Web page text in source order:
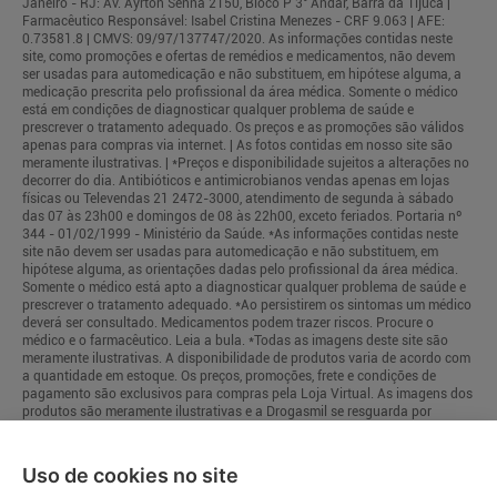
Uso de cookies no site
Janeiro - RJ: Av. Ayrton Senna 2150, Bloco P 3° Andar, Barra da Tijuca |
Farmacêutico Responsável: Isabel Cristina Menezes - CRF 9.063 | AFE:
0.73581.8 | CMVS: 09/97/137747/2020. As informações contidas neste
site, como promoções e ofertas de remédios e medicamentos, não devem
ser usadas para automedicação e não substituem, em hipótese alguma, a
medicação prescrita pelo profissional da área médica. Somente o médico
está em condições de diagnosticar qualquer problema de saúde e
prescrever o tratamento adequado. Os preços e as promoções são válidos
apenas para compras via internet. | As fotos contidas em nosso site são
meramente ilustrativas. | *Preços e disponibilidade sujeitos a alterações no
decorrer do dia. Antibióticos e antimicrobianos vendas apenas em lojas
físicas ou Televendas 21 2472-3000, atendimento de segunda à sábado
das 07 às 23h00 e domingos de 08 às 22h00, exceto feriados. Portaria nº
344 - 01/02/1999 - Ministério da Saúde. *As informações contidas neste
site não devem ser usadas para automedicação e não substituem, em
hipótese alguma, as orientações dadas pelo profissional da área médica.
Somente o médico está apto a diagnosticar qualquer problema de saúde e
prescrever o tratamento adequado. *Ao persistirem os sintomas um médico
deverá ser consultado. Medicamentos podem trazer riscos. Procure o
médico e o farmacêutico. Leia a bula. *Todas as imagens deste site são
meramente ilustrativas. A disponibilidade de produtos varia de acordo com
a quantidade em estoque. Os preços, promoções, frete e condições de
pagamento são exclusivos para compras pela Loja Virtual. As imagens dos
produtos são meramente ilustrativas e a Drogasmil se resguarda por